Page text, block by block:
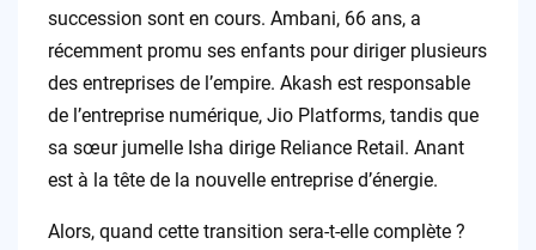
succession sont en cours. Ambani, 66 ans, a
récemment promu ses enfants pour diriger plusieurs
des entreprises de l’empire. Akash est responsable
de l’entreprise numérique, Jio Platforms, tandis que
sa sœur jumelle Isha dirige Reliance Retail. Anant
est à la tête de la nouvelle entreprise d’énergie.
Alors, quand cette transition sera-t-elle complète ?